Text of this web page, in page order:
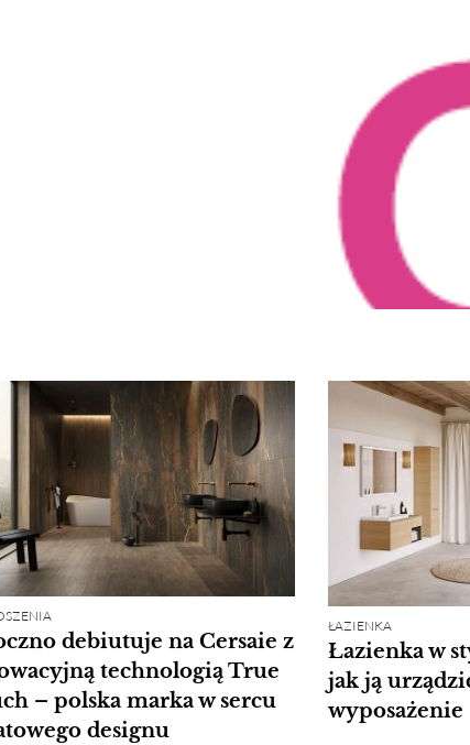
debiutuje na Cersaie z
technologią True
– polska marka w sercu
designu
ŁAZIENKA
Łazienka w
jak ją
wyposażenie